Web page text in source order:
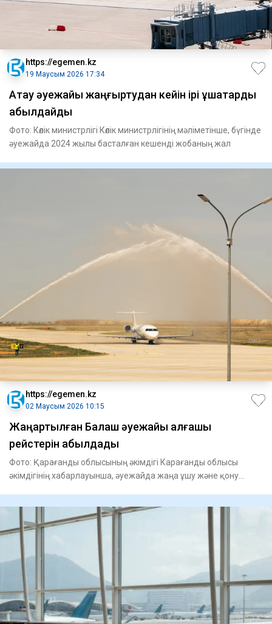
https://egemen.kz
19 Маусым 2026 17:34
Ақтау әуежайы жаңғыртудан кейін ірі ұшақтарды
қабылдайды
Фото: Көлік министрлігі Көлік министрлігінің мәліметінше, бүгінде
әуежайда 2024 жылы басталған кешенді жобаның жал
https://egemen.kz
02 Маусым 2026 10:15
Жаңартылған Балқаш әуежайы алғашқы
рейстерін қабылдады
Фото: Қарағанды облысының әкімдігі Карағанды облысы
әкімдігінің хабарлауынша, әуежайда жаңа ұшу және қону